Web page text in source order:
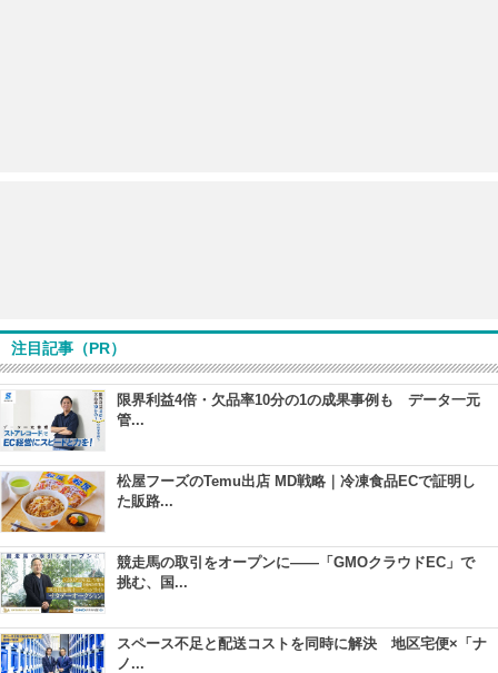
注目記事（PR）
限界利益4倍・欠品率10分の1の成果事例も データ一元
管...
松屋フーズのTemu出店 MD戦略｜冷凍食品ECで証明し
た販路...
競走馬の取引をオープンに――「GMOクラウドEC」で
挑む、国...
スペース不足と配送コストを同時に解決 地区宅便×「ナ
ノ...